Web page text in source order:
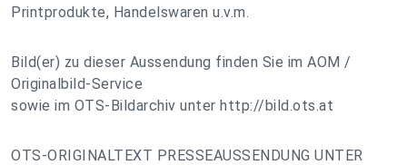
Printprodukte, Handelswaren u.v.m.
Bild(er) zu dieser Aussendung finden Sie im AOM /
Originalbild-Service
sowie im OTS-Bildarchiv unter http://bild.ots.at
OTS-ORIGINALTEXT PRESSEAUSSENDUNG UNTER